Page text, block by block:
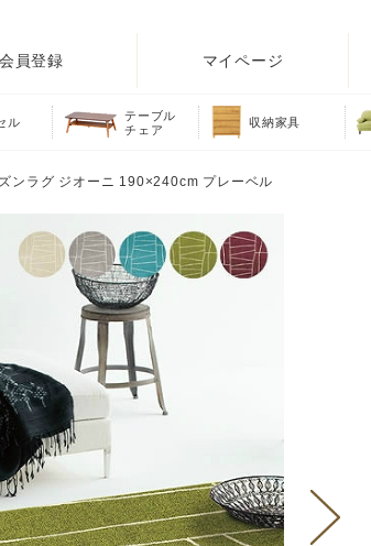
会員登録 マイページ
ル
テーブル
チェア
収納家具
ンラグ ジオーニ 190×240cm プレーベル